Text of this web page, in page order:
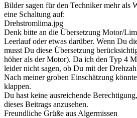
Bilder sagen für den Techniker mehr als
eine Schaltung auf:
Drehstromlima.jpg
Denk bitte an die Übersetzung Motor/
Leerlauf oder etwas darüber. Wenn Du
musst Du diese Übersetzung
höher als der Motor). Da ich den Typ 4
leider nicht sagen, ob Du mit der
Nach meiner groben Einschätzung
klappen.
Du hast keine ausreichende
dieses Beitrags anzusehen.
Freundliche Grüße aus Algermissen